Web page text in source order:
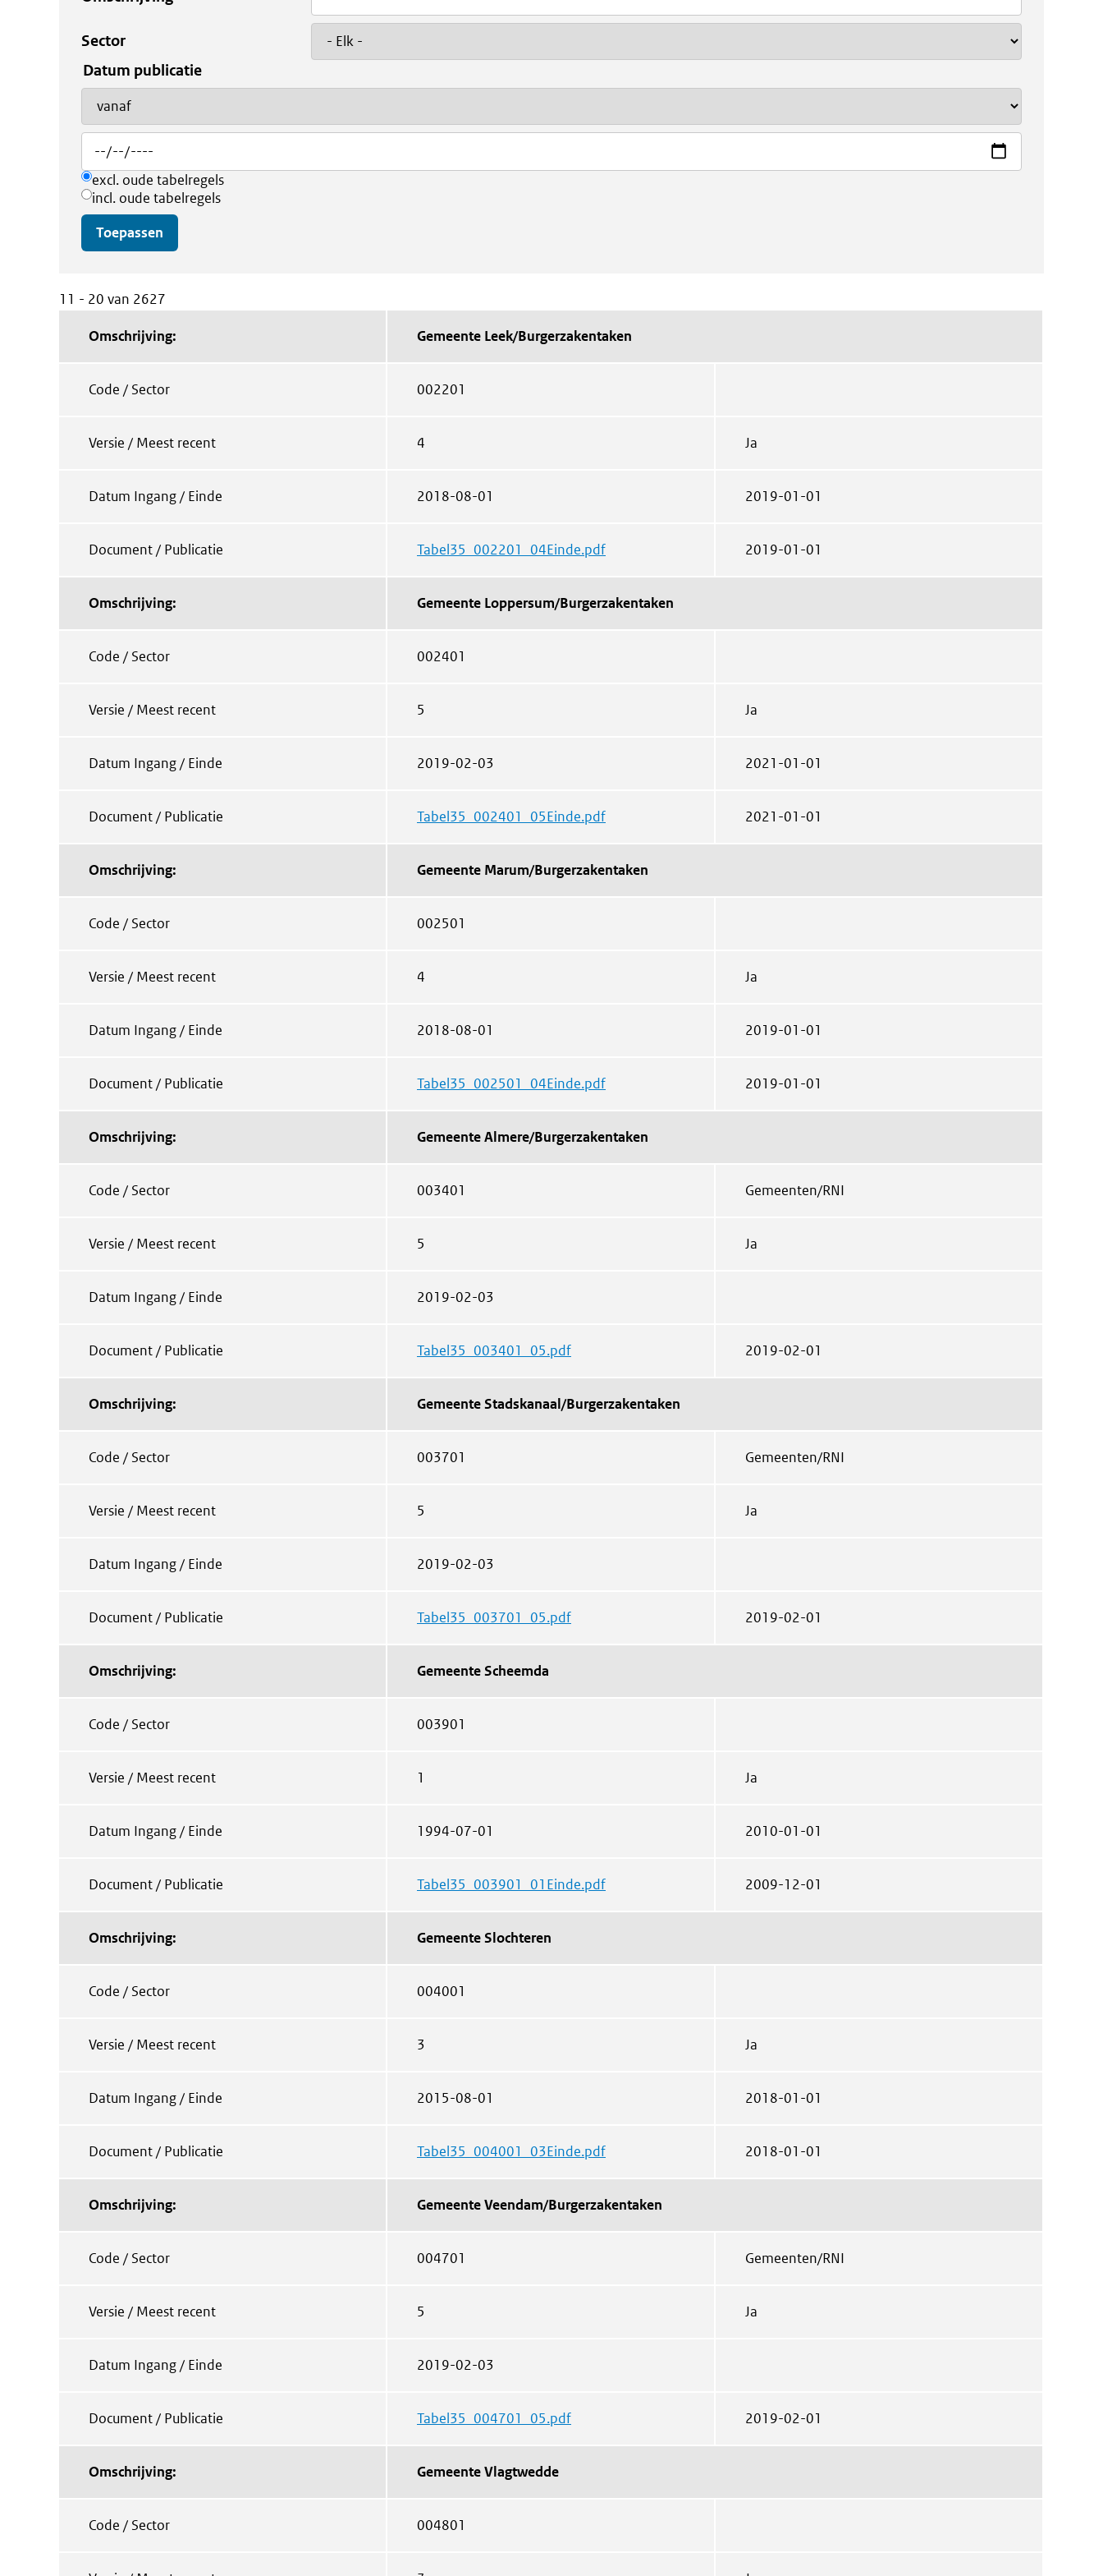
11 - 20 van 2627
Sector
Datum publicatie
Operator
excl. oude tabelregels
incl. oude tabelregels
Omschrijving: Gemeente Leek/Burgerzakentaken
Code / Sector 002201
Versie / Meest recent 4 Ja
Datum Ingang / Einde 2018-08-01 2019-01-01
Document / Publicatie Tabel35_002201_04Einde.pdf 2019-01-01
Omschrijving: Gemeente Loppersum/Burgerzakentaken
Code / Sector 002401
Versie / Meest recent 5 Ja
Datum Ingang / Einde 2019-02-03 2021-01-01
Document / Publicatie Tabel35_002401_05Einde.pdf 2021-01-01
Omschrijving: Gemeente Marum/Burgerzakentaken
Code / Sector 002501
Versie / Meest recent 4 Ja
Datum Ingang / Einde 2018-08-01 2019-01-01
Document / Publicatie Tabel35_002501_04Einde.pdf 2019-01-01
Omschrijving: Gemeente Almere/Burgerzakentaken
Code / Sector 003401 Gemeenten/RNI
Versie / Meest recent 5 Ja
Datum Ingang / Einde 2019-02-03
Document / Publicatie Tabel35_003401_05.pdf 2019-02-01
Omschrijving: Gemeente Stadskanaal/Burgerzakentaken
Code / Sector 003701 Gemeenten/RNI
Versie / Meest recent 5 Ja
Datum Ingang / Einde 2019-02-03
Document / Publicatie Tabel35_003701_05.pdf 2019-02-01
Omschrijving: Gemeente Scheemda
Code / Sector 003901
Versie / Meest recent 1 Ja
Datum Ingang / Einde 1994-07-01 2010-01-01
Document / Publicatie Tabel35_003901_01Einde.pdf 2009-12-01
Omschrijving: Gemeente Slochteren
Code / Sector 004001
Versie / Meest recent 3 Ja
Datum Ingang / Einde 2015-08-01 2018-01-01
Document / Publicatie Tabel35_004001_03Einde.pdf 2018-01-01
Omschrijving: Gemeente Veendam/Burgerzakentaken
Code / Sector 004701 Gemeenten/RNI
Versie / Meest recent 5 Ja
Datum Ingang / Einde 2019-02-03
Document / Publicatie Tabel35_004701_05.pdf 2019-02-01
Omschrijving: Gemeente Vlagtwedde
Code / Sector 004801